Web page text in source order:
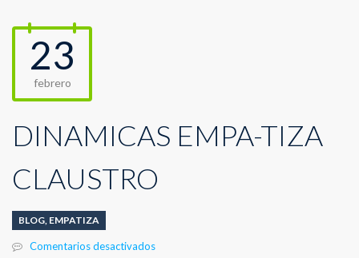
23
febrero
DINÁMICAS EMPA-TIZA
CLAUSTRO
BLOG, EMPATIZA
Comentarios desactivadosen